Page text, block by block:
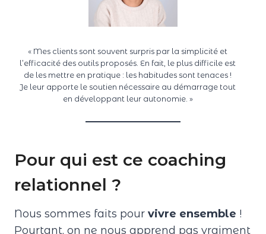
« Mes clients sont souvent surpris par la simplicité et
l’efficacité des outils proposés. En fait, le plus difficile est
de les mettre en pratique : les habitudes sont tenaces !
Je leur apporte le soutien nécessaire au démarrage tout
en développant leur autonomie. »
Pour qui est ce coaching
relationnel ?
Nous sommes faits pour vivre ensemble !
Pourtant, on ne nous apprend pas vraiment